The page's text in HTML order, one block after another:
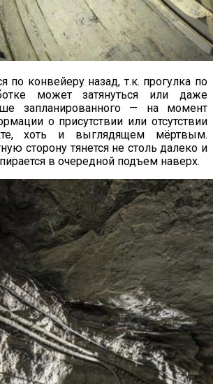
по конвейеру назад, т.к. прогулка по
может затянуться или даже
запланированного — на момент
о присутствии или отсутствии
хоть и выглядящем мёртвым.
сторону тянется не столь далеко и
в очередной подъем наверх.